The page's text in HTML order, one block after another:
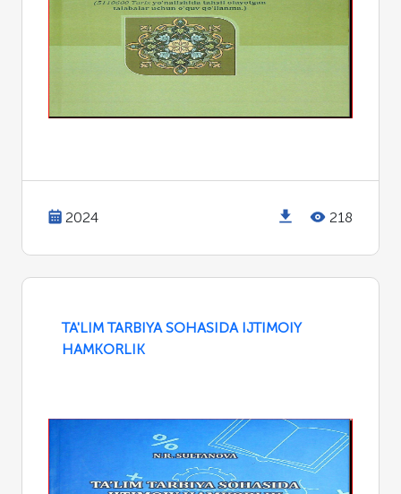
2024 218
TA'LIM TARBIYA SOHASIDA IJTIMOIY
HAMKORLIK